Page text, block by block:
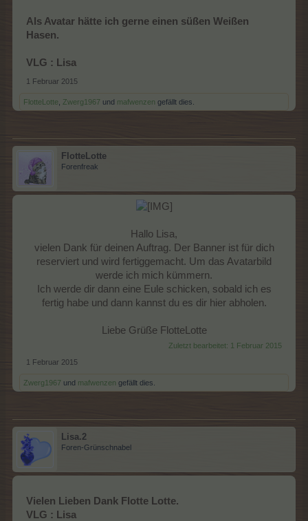
Als Avatar hätte ich gerne einen süßen Weißen
Hasen.
VLG : Lisa
1 Februar 2015
FlotteLotte Zwerg1967 und mafwenzen gefällt dies.
FlotteLotte
Forenfreak
Hallo Lisa,
vielen Dank für deinen Auftrag. Der Banner ist für dich
reserviert und wird fertiggemacht. Um das Avatarbild
werde ich mich kümmern.
Ich werde dir dann eine Eule schicken, sobald ich es
fertig habe und dann kannst du es dir hier abholen.
Liebe Grüße FlotteLotte​
Zuletzt bearbeitet: 1 Februar 2015
1 Februar 2015
Zwerg1967 und mafwenzen gefällt dies.
Lisa.2
Foren-Grünschnabel
Vielen Lieben Dank Flotte Lotte.
VLG : Lisa